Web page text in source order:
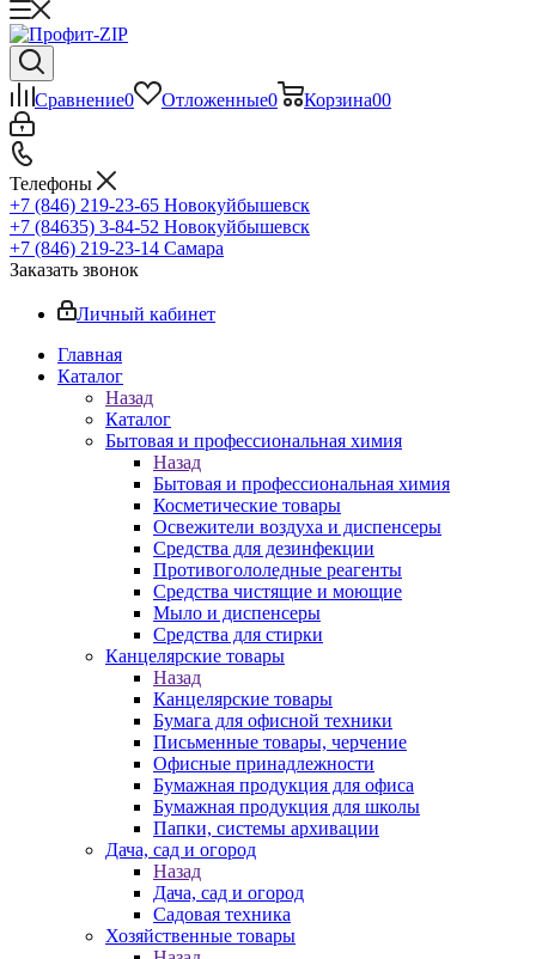
Сравнение0 Отложенные0 Корзина00
Телефоны
+7 (846) 219-23-65 Новокуйбышевск
+7 (84635) 3-84-52 Новокуйбышевск
+7 (846) 219-23-14 Самара
Заказать звонок
Личный кабинет
Главная
Каталог
Назад
Каталог
Бытовая и профессиональная химия
Назад
Бытовая и профессиональная химия
Косметические товары
Освежители воздуха и диспенсеры
Средства для дезинфекции
Противогололедные реагенты
Средства чистящие и моющие
Мыло и диспенсеры
Средства для стирки
Канцелярские товары
Назад
Канцелярские товары
Бумага для офисной техники
Письменные товары, черчение
Офисные принадлежности
Бумажная продукция для офиса
Бумажная продукция для школы
Папки, системы архивации
Дача, сад и огород
Назад
Дача, сад и огород
Садовая техника
Хозяйственные товары